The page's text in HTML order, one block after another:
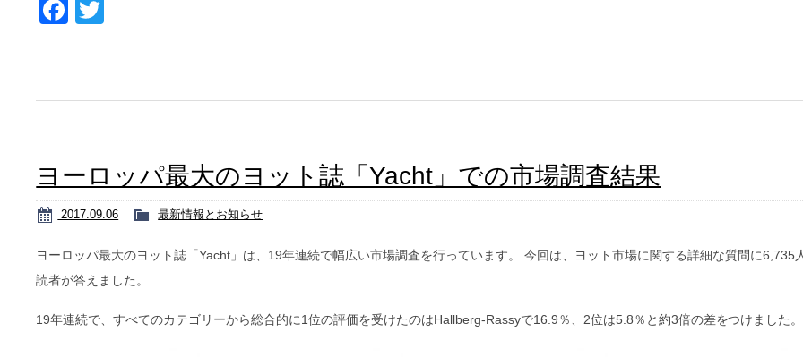
Facebook
ヨーロッパ最大のヨット誌「Yacht」での市場調査結果
2017.09.06 最新情報とお知らせ
ヨーロッパ最大のヨット誌「Yacht」は、19年連続で幅広い市場調査を行っています。 今回は、ヨット市場に関する詳細な質問に6,735
読者が答えました。
19年連続で、すべてのカテゴリーから総合的に1位の評価を受けたのはHallberg-Rassyで16.9％、2位は5.8％と約3倍の差をつけました。